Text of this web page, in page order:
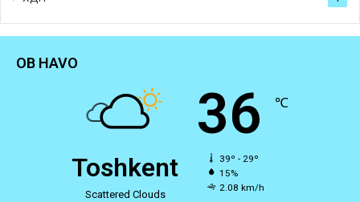
OB HAVO
Toshkent
Scattered Clouds
36 ℃
39º - 29º
15%
2.08 km/h